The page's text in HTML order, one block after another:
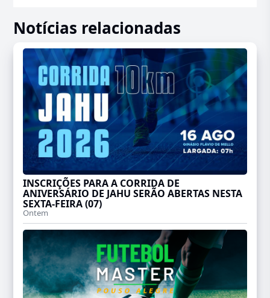
Notícias relacionadas
INSCRIÇÕES PARA A CORRIDA DE
ANIVERSÁRIO DE JAHU SERÃO ABERTAS NESTA
SEXTA-FEIRA (07)
Ontem